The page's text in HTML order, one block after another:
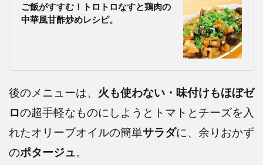
ご飯がすすむ！トロトロなすと鶏肉の
中華風甘酢炒めレシピ。
後のメニューは、 火も使わない・味付けもほぼゼ
ロの超手軽なものにしようとトマトとチーズを入
れたオリーブオイルの簡単サラダに、余りおかず
のポタージュ。